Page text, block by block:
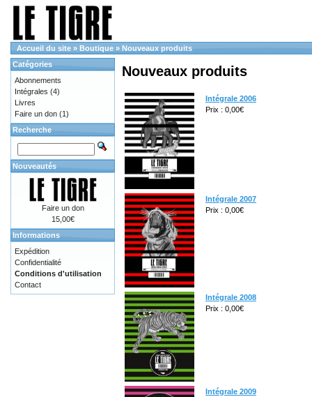
Accueil du site » Boutique » Nouveaux produits
Nouveaux produits
Intégrale 2006
Prix : 0,00€
Intégrale 2007
Prix : 0,00€
Intégrale 2008
Prix : 0,00€
Intégrale 2009
Catégories
Abonnements
Intégrales (4)
Livres
Faire un don (1)
Recherche
Nouveautés
Faire un don
15,00€
Informations
Expédition
Confidentialité
Conditions d'utilisation
Contact